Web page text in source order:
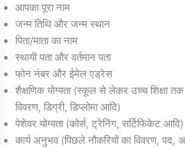
आपका पूरा नाम
जन्म तिथि और जन्म स्थान
पिता/माता का नाम
स्थायी पता और वर्तमान पता
फोन नंबर और ईमेल एड्रेस
शैक्षणिक योग्यता (स्कूल से लेकर उच्च शिक्षा
विवरण, डिग्री, डिप्लोमा आदि)
पेशेवर योग्यता (कोर्स, ट्रेनिंग, सर्टिफिकेट आदि)
कार्य अनुभव (पिछले नौकरियों का विवरण, पद,